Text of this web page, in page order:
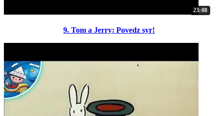
23:08
9. Tom a Jerry: Povedz syr!